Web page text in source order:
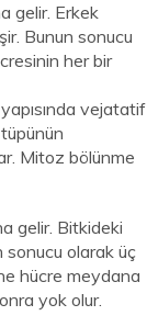
gelir. Erkek
Bunun sonucu
her bir
vejatatif
Mitoz bölünme
gelir. Bitkideki
sonucu olarak üç
hücre meydana
yok olur.